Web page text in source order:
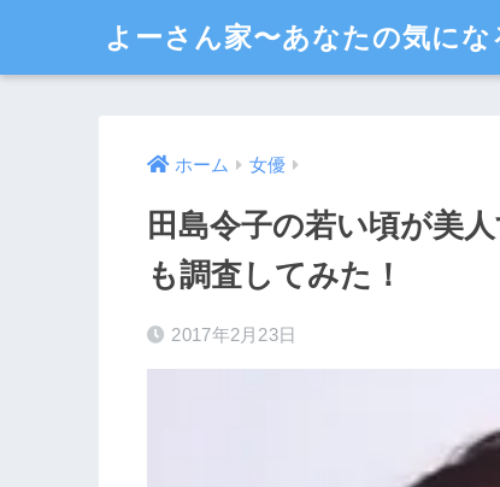
よーさん家〜あなたの気に
ホーム 女優
田島令子の若い頃が美
も調査してみた！
2017年2月23日